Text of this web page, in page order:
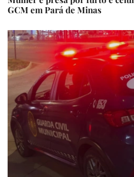
GCM em Pará de Minas